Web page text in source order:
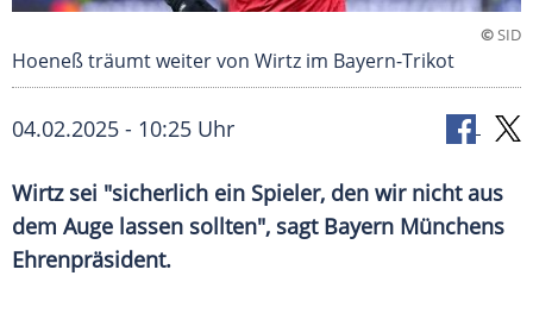
©SID
Hoeneß träumt weiter von Wirtz im Bayern-Trikot
04.02.2025 - 10:25 Uhr
Wirtz sei "sicherlich ein Spieler, den wir nicht aus
dem Auge lassen sollten", sagt Bayern Münchens
Ehrenpräsident.